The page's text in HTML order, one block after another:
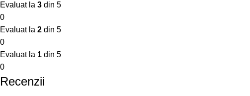
Evaluat la 3 din 5
0
Evaluat la 2 din 5
0
Evaluat la 1 din 5
0
Recenzii